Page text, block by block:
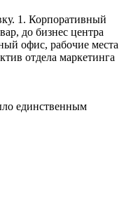
1. Корпоративный
до бизнес центра
офис, рабочие места
отдела маркетинга
единственным